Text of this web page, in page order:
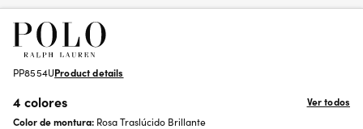
PP8554UProduct details
4 colores
Ver todos
Color de montura: Rosa Traslúcido Brillante